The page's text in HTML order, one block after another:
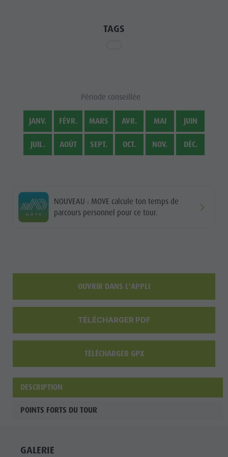
TAGS
Période conseillée
JANV. FÉVR. MARS AVR. MAI JUIN
JUIL. AOÛT SEPT. OCT. NOV. DÉC.
NOUVEAU : MOVE calcule ton temps de
parcours personnel pour ce tour.
OUVRIR DANS L'APPLI
TÉLÉCHARGER PDF
TÉLÉCHARGER GPX
DESCRIPTION
POINTS FORTS DU TOUR
GALERIE